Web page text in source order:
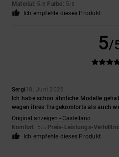
Material : 5 /5 Farbe: 5/5
Ich empfehle dieses Produkt
5/
Sergi18. Juni 2026
Ich habe schon ähnliche Modelle
wegen ihres Tragekomforts als auch
Original anzeigen - Castellano
Komfort: 5/5 Preis-Leistungs-
Ich empfehle dieses Produkt